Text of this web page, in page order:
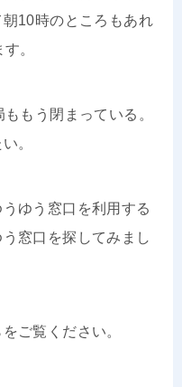
10時のところもあれ
。
もう閉まっている。
。
ゆう窓口を利用する
窓口を探してみまし
ご覧ください。